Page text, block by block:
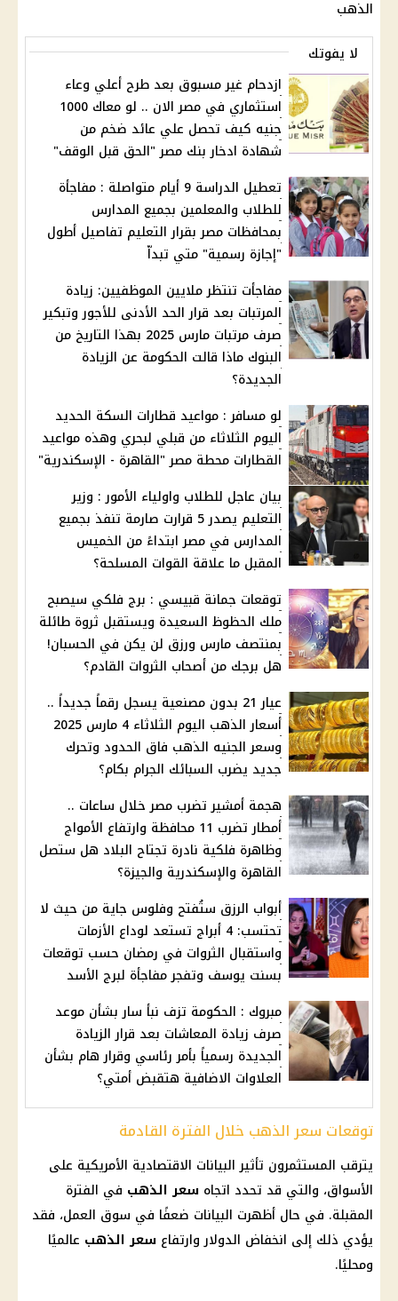
الذهب
لا يفوتك
ازدحام غير مسبوق بعد طرح أعلي وعاء
استثماري في مصر اﻻن .. لو معاك 1000
جنيه كيف تحصل علي عائد ضخم من
شهادة ادخار بنك مصر "الحق قبل الوقف"
تعطيل الدراسة 9 أيام متواصلة : مفاجأة
للطلاب والمعلمين بجميع المدارس
بمحافظات مصر بقرار التعليم تفاصيل أطول
"إجازة رسمية" متي تبداّ
مفاجأت تنتظر ملايين الموظفيين: زيادة
المرتبات بعد قرار الحد الأدنى للأجور وتبكير
صرف مرتبات مارس 2025 بهذا التاريخ من
البنوك ماذا قالت الحكومة عن الزيادة
الجديدة؟
لو مسافر : مواعيد قطارات السكة الحديد
اليوم الثلاثاء من قبلي لبحري وهذه مواعيد
القطارات محطة مصر "القاهرة - الإسكندرية"
بيان عاجل للطلاب واولياء الأمور : وزير
التعليم يصدر 5 قرارت صارمة تنفذ بجميع
المدارس في مصر ابتداءً من الخميس
المقبل ما علاقة القوات المسلحة؟
توقعات جمانة قبيسي : برج فلكي سيصبح
ملك الحظوظ السعيدة ويستقبل ثروة طائلة
بمنتصف مارس ورزق لن يكن في الحسبان!
هل برجك من أصحاب الثروات القادم؟
عيار 21 بدون مصنعية يسجل رقماً جديداً ..
أسعار الذهب اليوم الثلاثاء 4 مارس 2025
وسعر الجنيه الذهب فاق الحدود وتحرك
جديد يضرب السبائك الجرام بكام؟
هجمة أمشير تضرب مصر خلال ساعات ..
أمطار تضرب 11 محافظة وارتفاع الأمواج
وظاهرة فلكية نادرة تجتاح البلاد هل ستصل
القاهرة والإسكندرية والجيزة؟
أبواب الرزق ستُفتح وفلوس جاية من حيث لا
تحتسب: 4 أبراج تستعد لوداع الأزمات
واستقبال الثروات في رمضان حسب توقعات
بسنت يوسف وتفجر مفاجأة لبرج الأسد
مبروك : الحكومة تزف نبأ سار بشأن موعد
صرف زيادة المعاشات بعد قرار الزيادة
الجديدة رسمياً بأمر رئاسي وقرار هام بشأن
العلاوات الاضافية هتقبض أمتي؟
توقعات سعر الذهب خلال الفترة القادمة
يترقب المستثمرون تأثير البيانات الاقتصادية الأمريكية على
الأسواق، والتي قد تحدد اتجاه سعر الذهب في الفترة
المقبلة. في حال أظهرت البيانات ضعفًا في سوق العمل، فقد
يؤدي ذلك إلى انخفاض الدولار وارتفاع سعر الذهب عالميًا
ومحليًا.